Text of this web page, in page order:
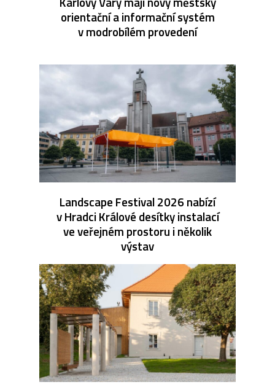
orientační a informační systém
v modrobílém provedení
Landscape Festival 2026 nabízí
v Hradci Králové desítky instalací
ve veřejném prostoru i několik
výstav